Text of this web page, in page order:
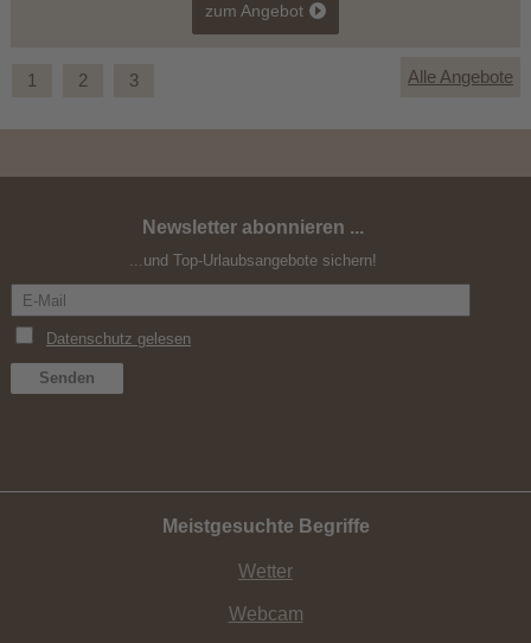
Osttirol zum Verlieben
zum Angebot
1 2 3 Alle Angebote
Newsletter abonnieren ...
...und Top-Urlaubsangebote sichern!
Meistgesuchte Begriffe
Wetter
Webcam